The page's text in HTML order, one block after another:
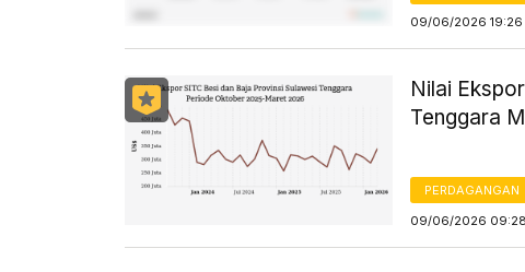
09/06/2026 19:26
Nilai
Tenggara
PERDAGANGAN
09/06/2026